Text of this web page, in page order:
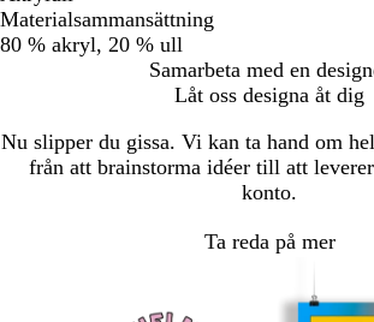
Materialsammansättning
80 % akryl, 20 % ull
Samarbeta med en
Låt oss designa åt dig
Nu slipper du gissa. Vi kan ta hand om
från att brainstorma idéer till att
konto.
Ta reda på mer